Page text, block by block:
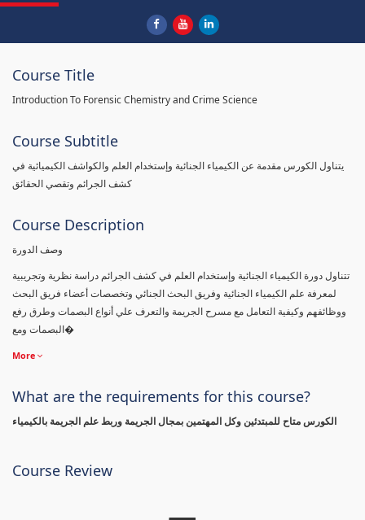
Course Title
Introduction To Forensic Chemistry and Crime Science
Course Subtitle
يتناول الكورس مقدمة عن الكيمياء الجنائية وإستخدام العلم والكواشف الكيميائية في
كشف الجرائم وتقصي الحقائق
Course Description
وصف الدورة
تتناول دورة الكيمياء الجنائية وإستخدام العلم في كشف الجرائم دراسة نظرية وتجريبية
لمعرفة علم الكيمياء الجنائية وفريق البحث الجنائي وتخصصات أعضاء فريق البحث
ووظائفهم وكيفية التعامل مع مسرح الجريمة والتعرف علي أنواع البصمات وطرق رفع
البصمات ومع�
More
What are the requirements for this course?
الكورس متاح للمبتدئين وكل المهتمين بمجال الجريمة وربط علم الجريمة بالكيمياء
Course Review